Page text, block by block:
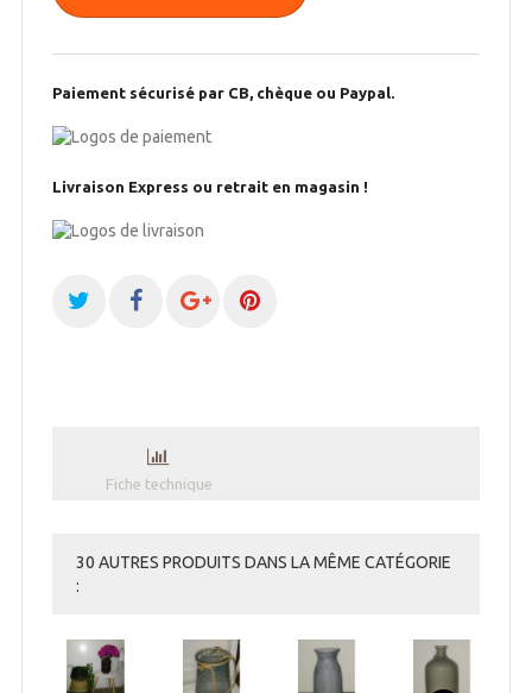
Paiement sécurisé par CB, chèque ou Paypal.
Livraison Express ou retrait en magasin !
Fiche technique
30 AUTRES PRODUITS DANS LA MÊME CATÉGORIE
: